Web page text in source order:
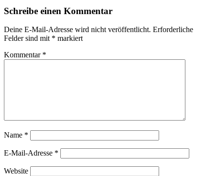
Schreibe einen Kommentar
Deine E-Mail-Adresse wird nicht veröffentlicht. Erforderliche
Felder sind mit * markiert
Kommentar *
Name *
E-Mail-Adresse *
Website